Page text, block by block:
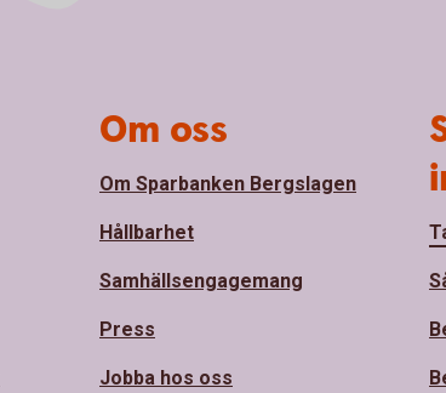
Om oss
Om Sparbanken Bergslagen
Hållbarhet
Samhällsengagemang
Press
Jobba hos oss